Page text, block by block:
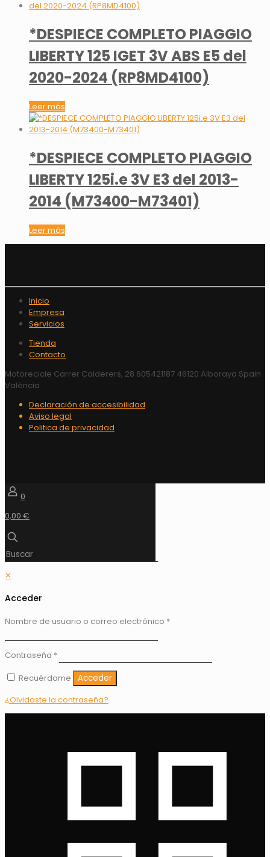
*DESPIECE COMPLETO PIAGGIO
LIBERTY 125 IGET 3V ABS E5 del
2020-2024 (RP8MD4100)
Leer más
*DESPIECE COMPLETO PIAGGIO
LIBERTY 125i.e 3V E3 del 2013-
2014 (M73400-M73401)
Leer más
Inicio
Empresa
Servicios
Tienda
Contacto
Motorecicle Carrer Calderers, 28 605421187 46120 Alboraya Spain
València
Declaración de accesibilidad
Aviso legal
Politica de privacidad
0
0,00 €
✕
Acceder
Nombre de usuario o correo electrónico *
Contraseña *
Recuérdame
Acceder
¿Olvidaste la contraseña?